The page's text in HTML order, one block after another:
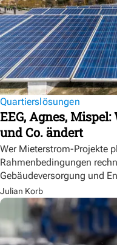
Quartierslösungen
EEG, Agnes,
und Co. ändert
Wer Mieterstrom-Projekte
Rahmenbedingungen
Gebäudeversorgung und
Julian Korb